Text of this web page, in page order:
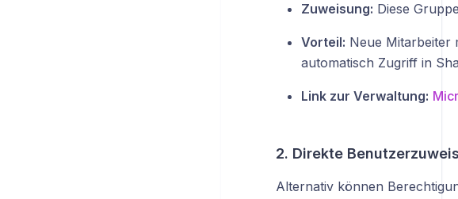
Zuweisung: Diese
Vorteil: Neue Mitarbeiter
automatisch Zugriff in
Link zur Verwaltung:
2. Direkte
Alternativ können